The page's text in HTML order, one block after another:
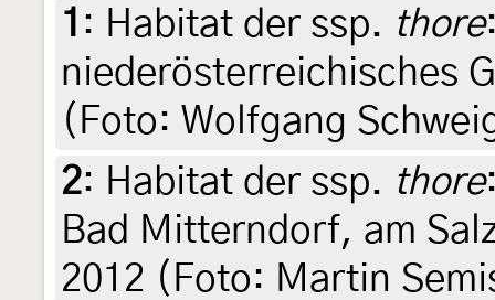
1 : Habitat der ssp. thore
niederösterreichisches
(Foto: Wolfgang
2: Habitat der ssp. thore
Bad Mitterndorf, am
2012 (Foto: Martin